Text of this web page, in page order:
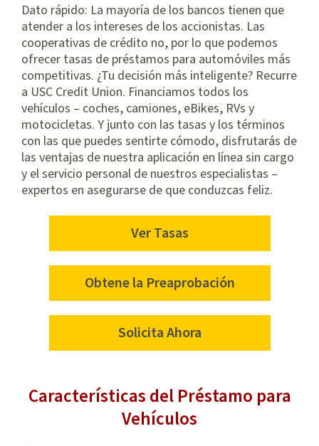
Dato rápido: La mayoría de los bancos tienen que
atender a los intereses de los accionistas. Las
cooperativas de crédito no, por lo que podemos
ofrecer tasas de préstamos para automóviles más
competitivas. ¿Tu decisión más inteligente? Recurre
a USC Credit Union. Financiamos todos los
vehículos – coches, camiones, eBikes, RVs y
motocicletas. Y junto con las tasas y los términos
con las que puedes sentirte cómodo, disfrutarás de
las ventajas de nuestra aplicación en línea sin cargo
y el servicio personal de nuestros especialistas –
expertos en asegurarse de que conduzcas feliz.
Ver Tasas
view
about
vehicle
loans
Obtene la Preaprobación
Solicita Ahora
apply
vehicle
loans
Características del Préstamo para
Vehículos